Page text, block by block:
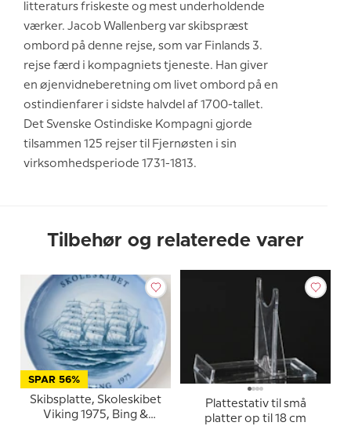
litteraturs friskeste og mest underholdende
værker. Jacob Wallenberg var skibspræst
ombord på denne rejse, som var Finlands 3.
rejse færd i kompagniets tjeneste. Han giver
en øjenvidneberetning om livet ombord på en
ostindienfarer i sidste halvdel af 1700-tallet.
Det Svenske Ostindiske Kompagni gjorde
tilsammen 125 rejser til Fjernøsten i sin
virksomhedsperiode 1731-1813.
Tilbehør og relaterede varer
SPAR 56%
Skibsplatte, Skoleskibet
Viking 1975, Bing &
Plattestativ til små
platter op til 18 cm